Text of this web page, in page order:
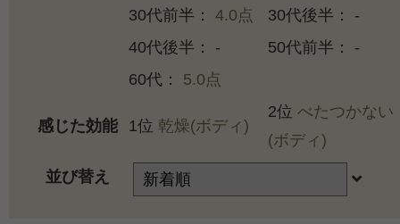
30代前半： 4.0点
30代後半： -
40代後半： -
50代前半： -
60代： 5.0点
感じた効能 1位 乾燥(ボディ)
2位 べたつかない
(ボディ)
並び替え